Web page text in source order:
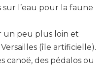
l’eau pour la faune
un peu plus loin et
(île artificielle).
canoë, des pédalos ou